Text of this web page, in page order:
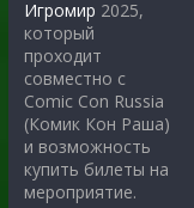
Игромир 2025,
который
проходит
совместно с
Comic Con Russia
(Комик Кон Раша)
и возможность
купить билеты на
мероприятие.